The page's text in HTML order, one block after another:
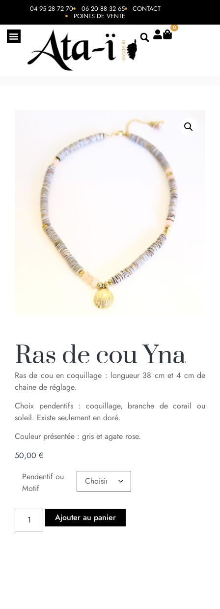
04 95 28 72 70 06 20 88 32 65 CONTACT
POINTS DE VENTE
0
Ras de cou Yna
Ras de cou en coquillage : longueur 38 cm et 4 cm de
chaine de réglage.
Choix pendentifs : coquillage, branche de corail ou
soleil. Existe seulement en doré.
Couleur présentée : gris et agate rose.
50,00 €
Pendentif ou
Motif
Ajouter au panier